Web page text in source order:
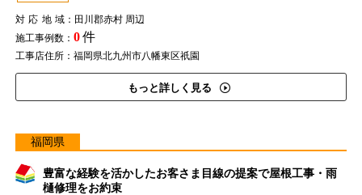
対応地域：田川郡赤村 周辺
施工事例数： 0件
工事店住所：福岡県北九州市八幡東区祇園
もっと詳しく見る
福岡県
豊富な経験を活かしたお客さま目線の提案で屋根工事・雨
樋修理をお約束